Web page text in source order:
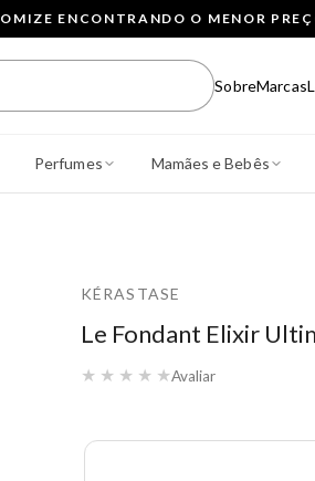
ENCONTRANDO O MENOR
SobreMarcas
Perfumes Mamães e Bebês
KÉRASTASE
Le Fondant Elixir
★ ★ ★ ★ ★Avaliar